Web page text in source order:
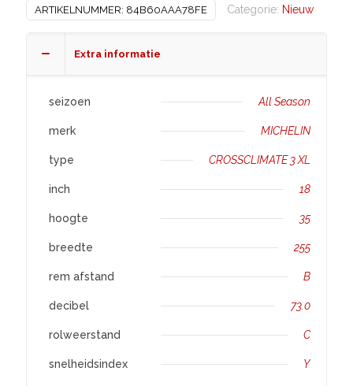
CROSSCLIMATE
ARTIKELNUMMER: 84B60AAA78FE Categorie: Nieuw
Extra informatie
seizoen All Season
merk MICHELIN
type CROSSCLIMATE 3 XL
inch 18
hoogte 35
breedte 255
rem afstand B
decibel 73.0
rolweerstand C
snelheidsindex Y